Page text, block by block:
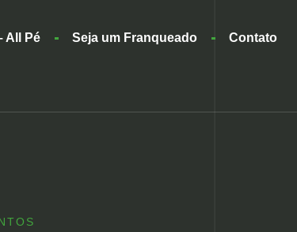
All Pé Seja um Franqueado Contato